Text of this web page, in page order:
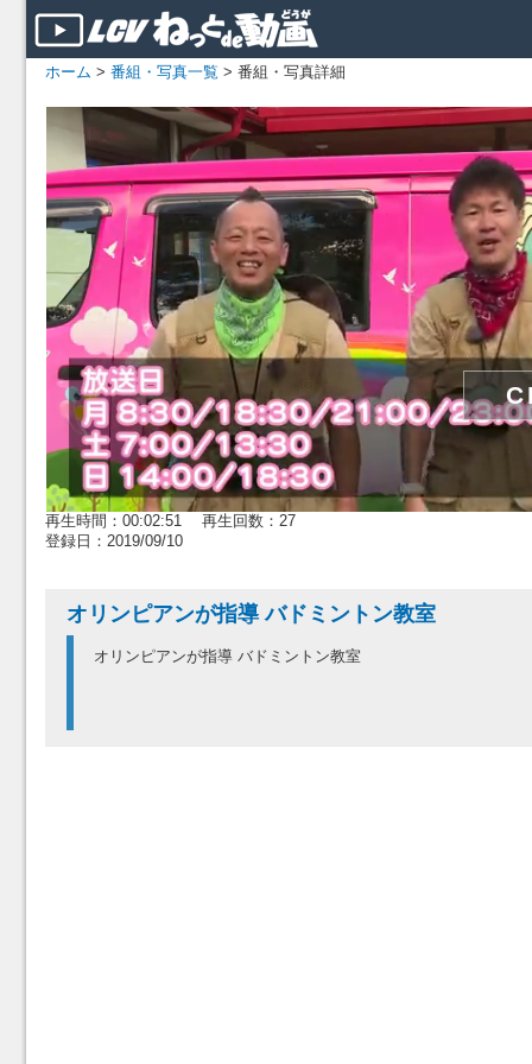
ホーム > 番組・写真一覧 > 番組・写真詳細
再生時間：00:02:51 再生回数：27
登録日：2019/09/10
オリンピアンが指導 バドミントン教室
オリンピアンが指導 バドミントン教室